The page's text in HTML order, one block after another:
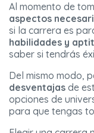
Al momento de
aspectos
si la carrera es
habilidades y
saber si tendrás
Del mismo modo,
desventajas de
opciones de
para que tengas